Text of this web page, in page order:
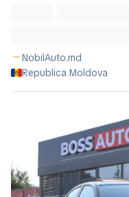
NobilAuto.md
Republica Moldova